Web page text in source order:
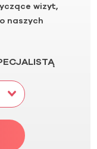
wizyt,
naszych